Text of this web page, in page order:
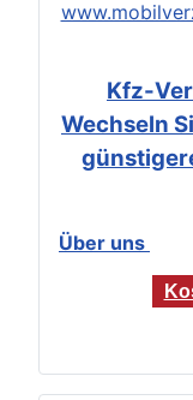
Kfz-
Wechseln
Über uns